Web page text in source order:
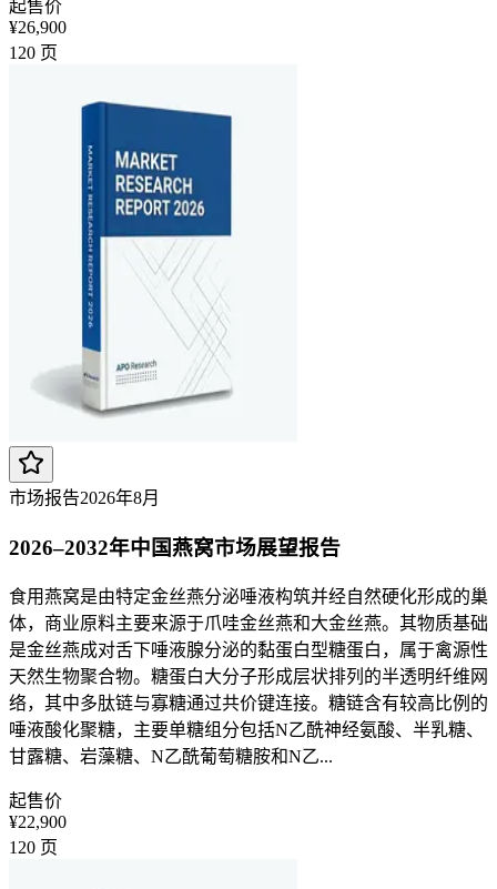
起售价
¥26,900
120 页
市场报告2026年8月
2026–2032年中国燕窝市场展望报告
食用燕窝是由特定金丝燕分泌唾液构筑并经自然硬化形成的巢
体，商业原料主要来源于爪哇金丝燕和大金丝燕。其物质基础
是金丝燕成对舌下唾液腺分泌的黏蛋白型糖蛋白，属于禽源性
天然生物聚合物。糖蛋白大分子形成层状排列的半透明纤维网
络，其中多肽链与寡糖通过共价键连接。糖链含有较高比例的
唾液酸化聚糖，主要单糖组分包括N乙酰神经氨酸、半乳糖、
甘露糖、岩藻糖、N乙酰葡萄糖胺和N乙...
起售价
¥22,900
120 页